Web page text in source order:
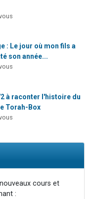
: Le jour où mon fils a
son année...
à raconter l'histoire du
Torah-Box
cours et
: